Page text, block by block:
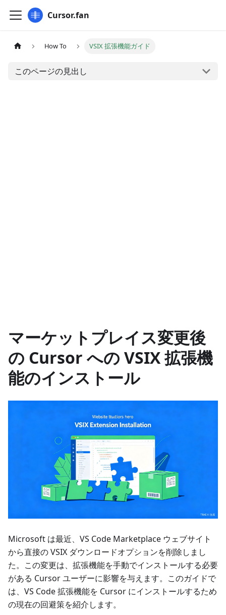
Cursor.fan
How To VSIX 拡張機能ガイド
このページの見出し
マーケットプレイス変更後
の Cursor への VSIX 拡張機
能のインストール
Microsoft は最近、VS Code Marketplace ウェブサイト
から直接の VSIX ダウンロードオプションを削除しまし
た。この変更は、拡張機能を手動でインストールする必要
がある Cursor ユーザーに影響を与えます。このガイドで
は、VS Code 拡張機能を Cursor にインストールするため
の現在の回避策を紹介します。